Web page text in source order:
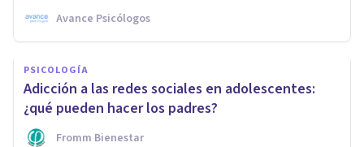
Avance Psicólogos
PSICOLOGÍA
Adicción a las redes sociales en adolescentes:
¿qué pueden hacer los padres?
Fromm Bienestar